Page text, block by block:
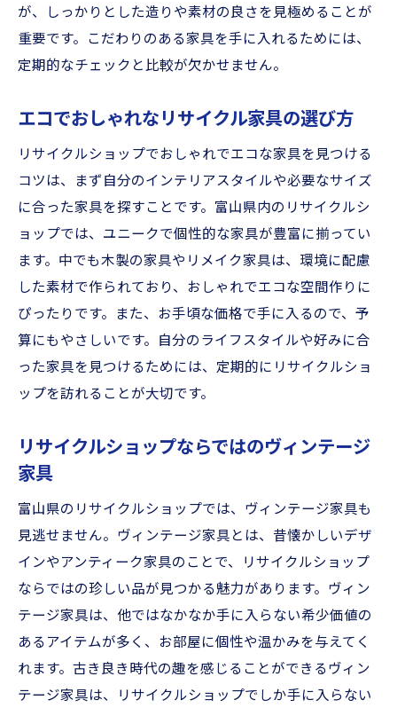
ヴィンテージ雑貨の魅力
富山県のリサイクルショップで見つけるア
ンティーク
リサイクルショップで見つけるレトログッ
ズ
アンティーク雑貨を使ったインテリアアイ
デア
富山県のリサイクルショップで探す古き良
きアイテム
リサイクルショップでしか見つけられない富山
県の個性派アイテム
富山のリサイクルショップで見つける個性
リサイクルショップで発見するユニークな
リサイクルショップで見つけるオリジナル
雑貨
富山県のリサイクルショップで手に入れる
一押しアイテム
富山県のリサイクルショップで楽しむ古着探し
の旅
ユニークな古着の見つけ方
が、しっかりとした造りや素材の良さを見極めることが
重要です。こだわりのある家具を手に入れるためには、
定期的なチェックと比較が欠かせません。
エコでおしゃれなリサイクル家具の選び方
リサイクルショップでおしゃれでエコな家具を見つける
コツは、まず自分のインテリアスタイルや必要なサイズ
に合った家具を探すことです。富山県内のリサイクルシ
ョップでは、ユニークで個性的な家具が豊富に揃ってい
ます。中でも木製の家具やリメイク家具は、環境に配慮
した素材で作られており、おしゃれでエコな空間作りに
ぴったりです。また、お手頃な価格で手に入るので、予
算にもやさしいです。自分のライフスタイルや好みに合
った家具を見つけるためには、定期的にリサイクルショ
ップを訪れることが大切です。
リサイクルショップならではのヴィンテージ
家具
富山県のリサイクルショップでは、ヴィンテージ家具も
見逃せません。ヴィンテージ家具とは、昔懐かしいデザ
インやアンティーク家具のことで、リサイクルショップ
ならではの珍しい品が見つかる魅力があります。ヴィン
テージ家具は、他ではなかなか手に入らない希少価値の
あるアイテムが多く、お部屋に個性や温かみを与えてく
れます。古き良き時代の趣を感じることができるヴィン
テージ家具は、リサイクルショップでしか手に入らない